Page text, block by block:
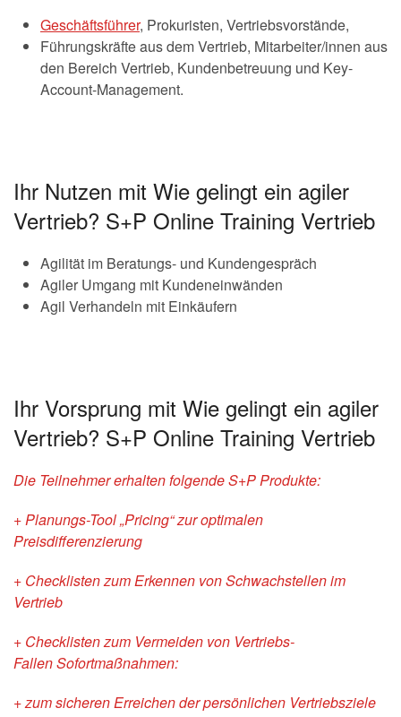
Geschäftsführer, Prokuristen, Vertriebsvorstände,
Führungskräfte aus dem Vertrieb, Mitarbeiter/innen aus
den Bereich Vertrieb, Kundenbetreuung und Key-
Account-Management.
Ihr Nutzen mit Wie gelingt ein agiler
Vertrieb? S+P Online Training Vertrieb
Agilität im Beratungs- und Kundengespräch
Agiler Umgang mit Kundeneinwänden
Agil Verhandeln mit Einkäufern
Ihr Vorsprung mit Wie gelingt ein agiler
Vertrieb? S+P Online Training Vertrieb
Die Teilnehmer erhalten folgende S+P Produkte:
+ Planungs-Tool „Pricing“ zur optimalen
Preisdifferenzierung
+ Checklisten zum Erkennen von Schwachstellen im
Vertrieb
+ Checklisten zum Vermeiden von Vertriebs-
FallenSofortmaßnahmen:
+ zum sicheren Erreichen der persönlichen Vertriebsziele